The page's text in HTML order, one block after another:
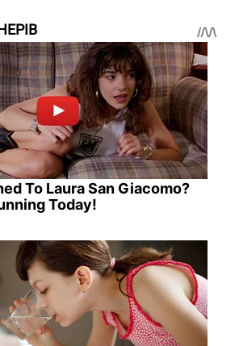
To Laura San Giacomo?
Today!